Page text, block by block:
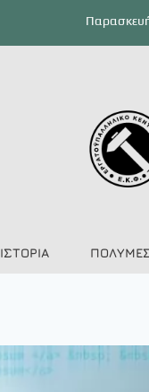
ΙΣΤΟΡΙΑ